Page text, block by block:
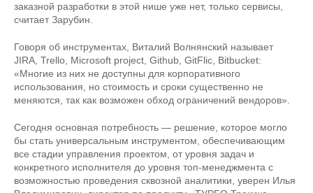
заказной разработки в этой нише уже нет, только сервисы,
считает Зарубин.
Говоря об инструментах, Виталий Волнянский называет
JIRA, Trello, Microsoft project, Github, GitFlic, Bitbucket:
«Многие из них не доступны для корпоративного
использования, но стоимость и сроки существенно не
меняются, так как возможен обход ограничений вендоров».
Сегодня основная потребность — решение, которое могло
бы стать универсальным инструментом, обеспечивающим
все стадии управления проектом, от уровня задач и
конкретного исполнителя до уровня топ-менеджмента с
возможностью проведения сквозной аналитики, уверен Илья